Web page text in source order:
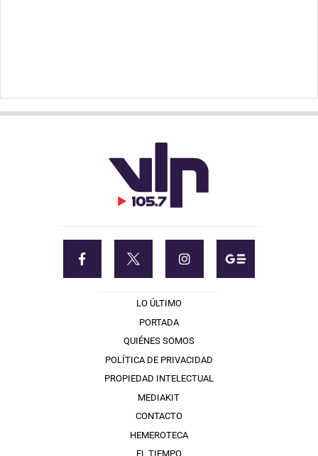
LO ÚLTIMO
PORTADA
QUIÉNES SOMOS
POLÍTICA DE PRIVACIDAD
PROPIEDAD INTELECTUAL
MEDIAKIT
CONTACTO
HEMEROTECA
EL TIEMPO